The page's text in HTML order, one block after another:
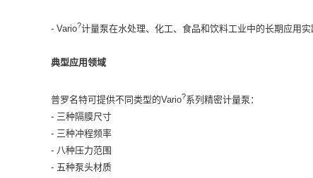
- Vario?计量泵在水处理、化工、食品和饮料工业中的长期应用实
典型应用领域
普罗名特可提供不同类型的Vario?系列精密计量泵：
- 三种隔膜尺寸
- 三种冲程频率
- 八种压力范围
- 五种泵头材质